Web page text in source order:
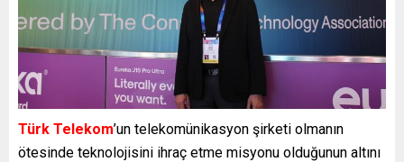
Türk Telekom’un telekomünikasyon şirketi olmanın
ötesinde teknolojisini ihraç etme misyonu olduğunun altını